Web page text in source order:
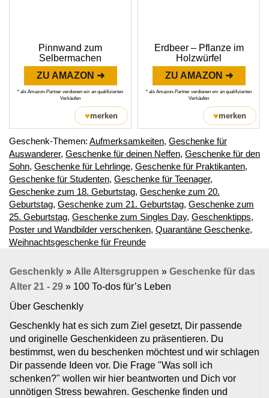
Pinnwand zum
Selbermachen
ZU AMAZON ➜
* als Amazon-Partner verdienen wir an qualifizierten
Verkäufen
♥merken
Erdbeer – Pflanze im
Holzwürfel
ZU AMAZON ➜
* als Amazon-Partner verdienen wir an qualifizierten
Verkäufen
♥merken
Geschenk-Themen: Aufmerksamkeiten, Geschenke für
Auswanderer, Geschenke für deinen Neffen, Geschenke für den
Sohn, Geschenke für Lehrlinge, Geschenke für Praktikanten,
Geschenke für Studenten, Geschenke für Teenager,
Geschenke zum 18. Geburtstag, Geschenke zum 20.
Geburtstag, Geschenke zum 21. Geburtstag, Geschenke zum
25. Geburtstag, Geschenke zum Singles Day, Geschenktipps,
Poster und Wandbilder verschenken, Quarantäne Geschenke,
Weihnachtsgeschenke für Freunde
Geschenkly » Alle Altersgruppen » Geschenke für das
Alter 21 - 29 » 100 To-dos für’s Leben
Über Geschenkly
Geschenkly hat es sich zum Ziel gesetzt, Dir passende
und originelle Geschenkideen zu präsentieren. Du
bestimmst, wen du beschenken möchtest und wir schlagen
Dir passende Ideen vor. Die Frage "Was soll ich
schenken?" wollen wir hier beantworten und Dich vor
unnötigen Stress bewahren. Geschenke finden und